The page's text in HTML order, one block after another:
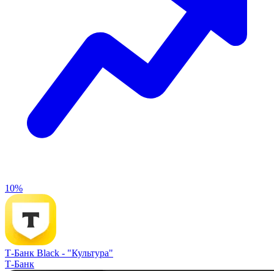
10%
Т-Банк Black - "Культура"
Т-Банк